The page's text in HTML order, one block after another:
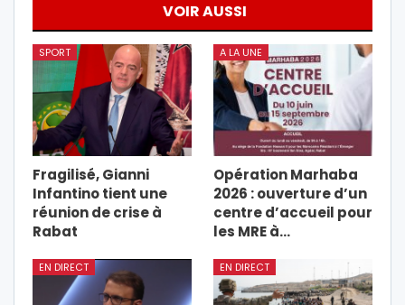
VOIR AUSSI
SPORT
Fragilisé, Gianni
Infantino tient une
réunion de crise à
Rabat
A LA UNE
Opération Marhaba
2026 : ouverture d’un
centre d’accueil pour
les MRE à…
EN DIRECT EN DIRECT